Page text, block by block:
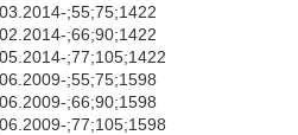
;55;75;1422
;66;90;1422
;77;105;1422
;55;75;1598
;66;90;1598
;77;105;1598